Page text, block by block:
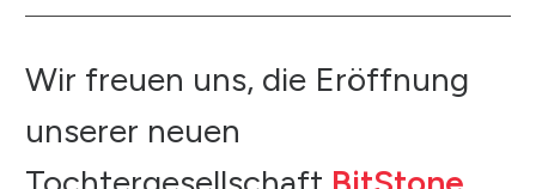
Wir freuen uns, die Eröffnung
unserer neuen